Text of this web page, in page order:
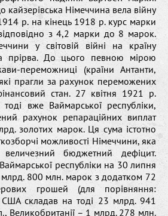
Німеччина вела війну
р. на кінець 1918 р. курс марки
з 4,2 марки до 8 марок.
у світовій війні на країну
прірва. До цього певною мірою
переможниці (країни Антанти,
прагли за рахунок переможених
стан. 27 квітня 1921 р.
тоді вже Ваймарської республіки,
рахунок репараційних виплат
золотих марок. Ця сума істотно
можливості Німеччини, яка
бюджетний дефіцит.
республіки на 30 липня
800 млн. марок з додатком 72
грошей (для порівняння:
складав на тоді 23 млрд. 941
Великобританії – 1 млрд. 278 млн.